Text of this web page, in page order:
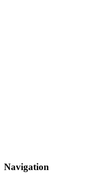
Navigation